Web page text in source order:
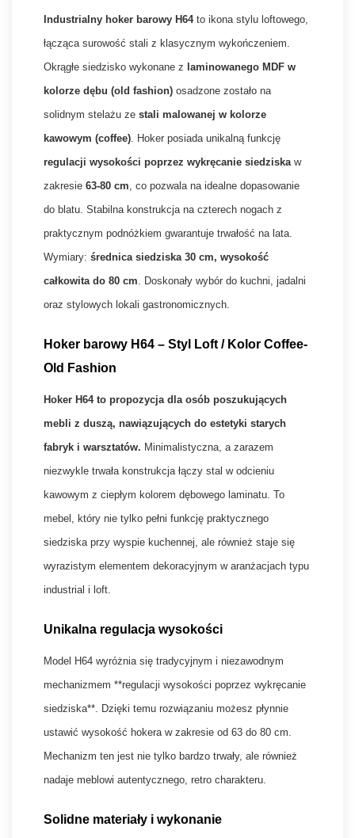
Industrialny hoker barowy H64to ikona stylu loftowego,
łącząca surowość stali z klasycznym wykończeniem.
Okrągłe siedzisko wykonane z laminowanego MDF w
kolorze dębu (old fashion) osadzone zostało na
solidnym stelażu ze stali malowanej w kolorze
kawowym (coffee) . Hoker posiada unikalną funkcję
regulacji wysokości poprzez wykręcanie siedziska w
zakresie 63-80 cm , co pozwala na idealne dopasowanie
do blatu. Stabilna konstrukcja na czterech nogach z
praktycznym podnóżkiem gwarantuje trwałość na lata.
Wymiary: średnica siedziska 30 cm, wysokość
całkowita do 80 cm . Doskonały wybór do kuchni, jadalni
oraz stylowych lokali gastronomicznych.
Hoker barowy H64 – Styl Loft / Kolor Coffee-
Old Fashion
Hoker H64 to propozycja dla osób poszukujących
mebli z duszą, nawiązujących do estetyki starych
fabryk i warsztatów. Minimalistyczna, a zarazem
niezwykle trwała konstrukcja łączy stal w odcieniu
kawowym z ciepłym kolorem dębowego laminatu. To
mebel, który nie tylko pełni funkcję praktycznego
siedziska przy wyspie kuchennej, ale również staje się
wyrazistym elementem dekoracyjnym w aranżacjach typu
industrial i loft.
Unikalna regulacja wysokości
Model H64 wyróżnia się tradycyjnym i niezawodnym
mechanizmem **regulacji wysokości poprzez wykręcanie
siedziska**. Dzięki temu rozwiązaniu możesz płynnie
ustawić wysokość hokera w zakresie od 63 do 80 cm.
Mechanizm ten jest nie tylko bardzo trwały, ale również
nadaje meblowi autentycznego, retro charakteru.
Solidne materiały i wykonanie